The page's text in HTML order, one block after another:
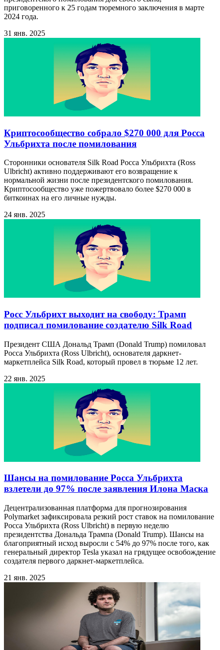
приговоренного к 25 годам тюремного заключения в марте
2024 года.
31 янв. 2025
Криптосообщество собрало $270 000 для Росса
Ульбрихта после помилования
Сторонники основателя Silk Road Росса Ульбрихта (Ross
Ulbricht) активно поддерживают его возвращение к
нормальной жизни после президентского помилования.
Криптосообщество уже пожертвовало более $270 000 в
биткоинах на его личные нужды.
24 янв. 2025
Росс Ульбрихт выходит на свободу: Трамп
подписал помилование создателю Silk Road
Президент США Дональд Трамп (Donald Trump) помиловал
Росса Ульбрихта (Ross Ulbricht), основателя даркнет-
маркетплейса Silk Road, который провел в тюрьме 12 лет.
22 янв. 2025
Шансы на помилование Росса Ульбрихта
взлетели до 97% после заявления Илона Маска
Децентрализованная платформа для прогнозирования
Polymarket зафиксировала резкий рост ставок на помилование
Росса Ульбрихта (Ross Ulbricht) в первую неделю
президентства Дональда Трампа (Donald Trump). Шансы на
благоприятный исход выросли с 54% до 97% после того, как
генеральный директор Tesla указал на грядущее освобождение
создателя первого даркнет-маркетплейса.
21 янв. 2025